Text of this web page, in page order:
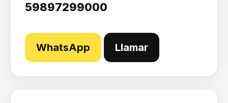
59897299000
WhatsApp Llamar